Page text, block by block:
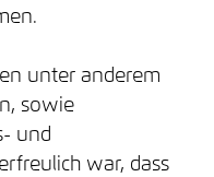
unter anderem
sowie
und
war, dass